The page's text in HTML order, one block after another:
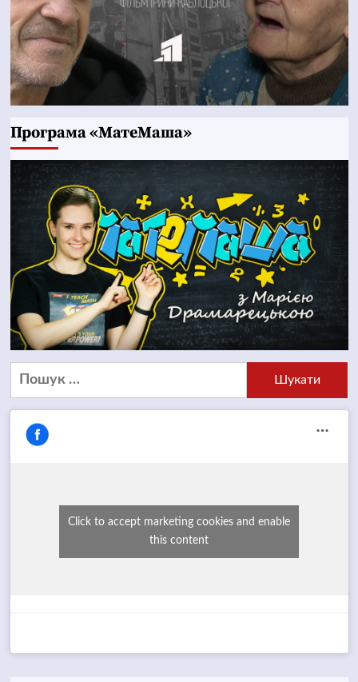
Програма «МатеМаша»
Пошук:
Click to accept marketing cookies and enable
this content